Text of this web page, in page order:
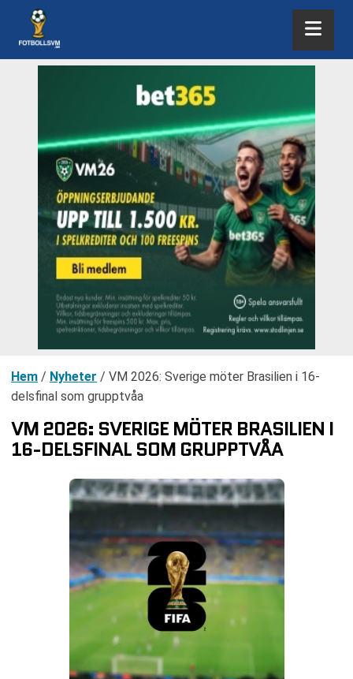
Hem / Nyheter / VM 2026: Sverige möter Brasilien i 16-
delsfinal som grupptvåa
VM 2026: SVERIGE MÖTER BRASILIEN I
16-DELSFINAL SOM GRUPPTVÅA